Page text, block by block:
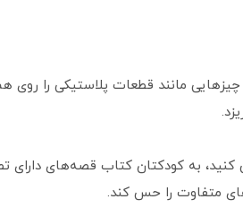
مانند قطعات پلاستیکی را روی
به کودکتان کتاب‌ قصه‌های دارای
متفاوت را حس کند.